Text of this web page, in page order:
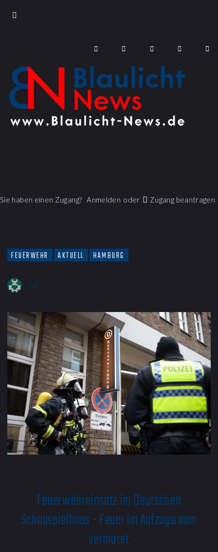
Sie haben einen Zugang? Anmelden oder Zugang beantragen
FEUERWEHR AKTUELL HAMBURG
SP
Feuerwehreinsatz im Deutschen
Schauspielhaus - Feuer im Aufzugsraum
vermutet